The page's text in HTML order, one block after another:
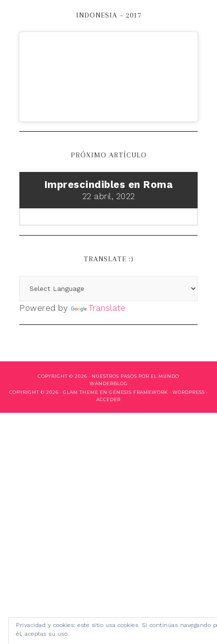
INDONESIA – 2017
PRÓXIMO ARTÍCULO
Imprescindibles en Roma
22 abril, 2022
TRANSLATE :)
Powered by Translate
COPYRIGHT © 2026 · NUESTROS PASOS POR EL MUNDO
WANDERBLOG
COPYRIGHT © 2026 · GLAM THEME EN GENESIS FRAMEWORK · WORDPRESS ·
ACCEDER
Privacidad y cookies: este sitio usa cookies. Si continúas navegando
él, aceptas su uso.